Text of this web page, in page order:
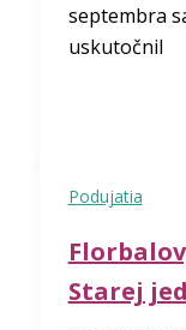
septembra
uskutočnil
Podujatia
Starej